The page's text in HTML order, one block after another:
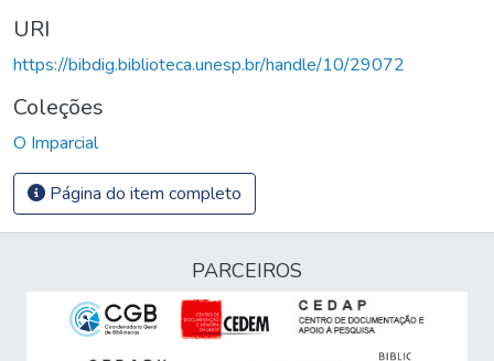
URI
https://bibdig.biblioteca.unesp.br/handle/10/29072
Coleções
O Imparcial
Página do item completo
PARCEIROS